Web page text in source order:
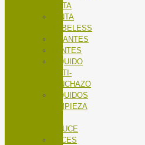
RUTA
CINTA
TUBELESS
GUANTES
LENTES
LÍQUIDO
ANTI-
PINCHAZO
LÍQUIDOS
LIMPIEZA
SAUCE
LUCES